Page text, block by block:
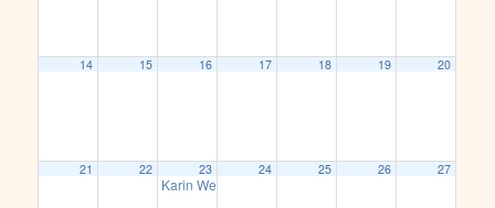
14 15 16 17 18 19 20
21 22 23
Karin Wetterau Neuer Antisemitismus? Spurensuche
24 25 26 27